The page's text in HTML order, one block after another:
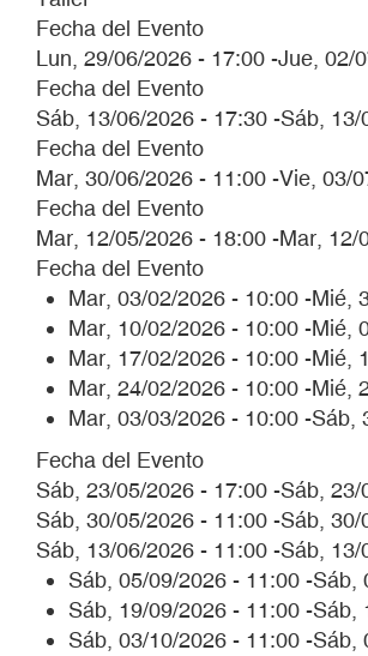
Fecha del Evento
Lun, 29/06/2026 - 17:00 -Jue, 02/
Fecha del Evento
Sáb, 13/06/2026 - 17:30 -Sáb, 13/
Fecha del Evento
Mar, 30/06/2026 - 11:00 -Vie, 03/
Fecha del Evento
Mar, 12/05/2026 - 18:00 -Mar, 12/
Fecha del Evento
Mar, 03/02/2026 - 10:00 -Mié,
Mar, 10/02/2026 - 10:00 -Mié,
Mar, 17/02/2026 - 10:00 -Mié,
Mar, 24/02/2026 - 10:00 -Mié,
Mar, 03/03/2026 - 10:00 -Sáb,
Fecha del Evento
Sáb, 23/05/2026 - 17:00 -Sáb, 23/
Sáb, 30/05/2026 - 11:00 -Sáb, 30/
Sáb, 13/06/2026 - 11:00 -Sáb, 13/
Sáb, 05/09/2026 - 11:00 -Sáb,
Sáb, 19/09/2026 - 11:00 -Sáb,
Sáb, 03/10/2026 - 11:00 -Sáb,